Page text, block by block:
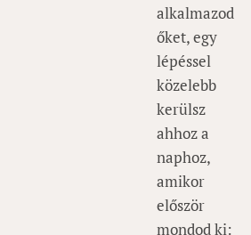
alkalmazod
őket, egy
lépéssel
közelebb
kerülsz
ahhoz a
naphoz,
amikor
először
mondod ki: